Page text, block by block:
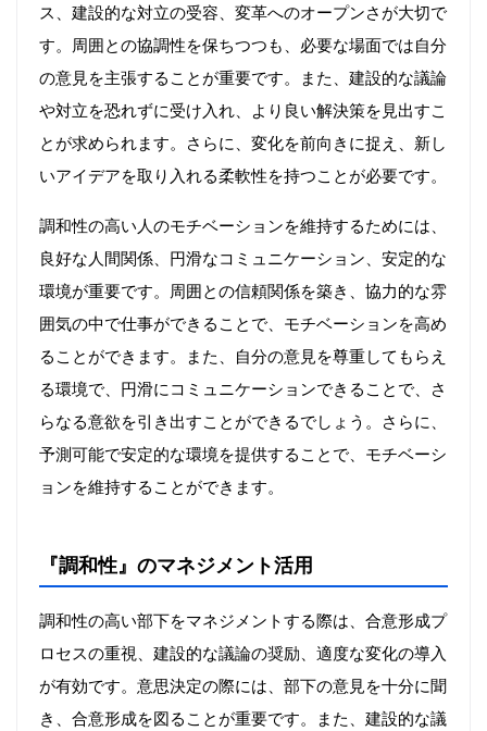
ス、建設的な対立の受容、変革へのオープンさが大切で
す。周囲との協調性を保ちつつも、必要な場面では自分
の意見を主張することが重要です。また、建設的な議論
や対立を恐れずに受け入れ、より良い解決策を見出すこ
とが求められます。さらに、変化を前向きに捉え、新し
いアイデアを取り入れる柔軟性を持つことが必要です。
調和性の高い人のモチベーションを維持するためには、
良好な人間関係、円滑なコミュニケーション、安定的な
環境が重要です。周囲との信頼関係を築き、協力的な雰
囲気の中で仕事ができることで、モチベーションを高め
ることができます。また、自分の意見を尊重してもらえ
る環境で、円滑にコミュニケーションできることで、さ
らなる意欲を引き出すことができるでしょう。さらに、
予測可能で安定的な環境を提供することで、モチベーシ
ョンを維持することができます。
『調和性』のマネジメント活用
調和性の高い部下をマネジメントする際は、合意形成プ
ロセスの重視、建設的な議論の奨励、適度な変化の導入
が有効です。意思決定の際には、部下の意見を十分に聞
き、合意形成を図ることが重要です。また、建設的な議